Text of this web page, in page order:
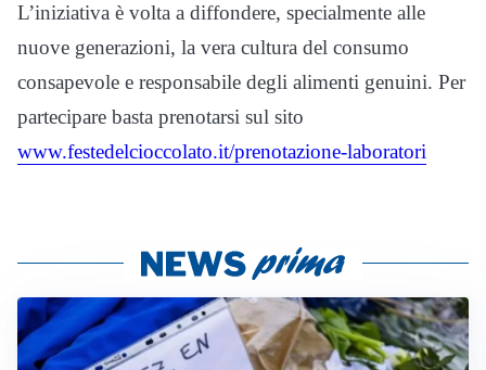
L’iniziativa è volta a diffondere, specialmente alle
nuove generazioni, la vera cultura del consumo
consapevole e responsabile degli alimenti genuini. Per
partecipare basta prenotarsi sul sito
www.festedelcioccolato.it/prenotazione-laboratori